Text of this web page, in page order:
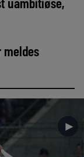
meldes
►